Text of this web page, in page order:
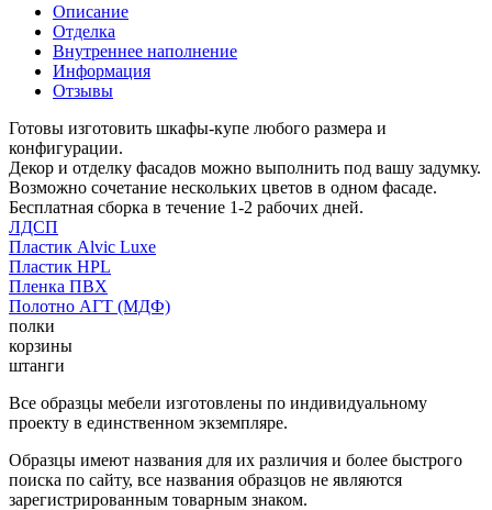
Описание
Отделка
Внутреннее наполнение
Информация
Отзывы
Готовы изготовить шкафы-купе любого размера и
конфигурации.
Декор и отделку фасадов можно выполнить под вашу задумку.
Возможно сочетание нескольких цветов в одном фасаде.
Бесплатная сборка в течение 1-2 рабочих дней.
ЛДСП
Пластик Alvic Luxe
Пластик HPL
Пленка ПВХ
Полотно АГТ (МДФ)
полки
корзины
штанги
Все образцы мебели изготовлены по индивидуальному
проекту в единственном экземпляре.
Образцы имеют названия для их различия и более быстрого
поиска по сайту, все названия образцов не являются
зарегистрированным товарным знаком.